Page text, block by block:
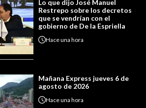
Lo que dijo José Manuel
Restrepo sobre los decretos
que se vendrían con el
gobierno de De la Espriella
Haceuna hora
Mañana Express jueves 6 de
agosto de 2026
Haceuna hora